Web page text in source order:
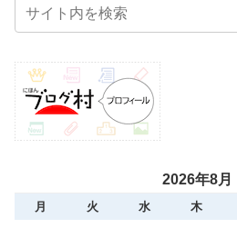
2026年8月
月 火 水 木